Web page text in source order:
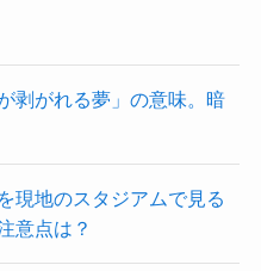
剥がれる夢」の意味。暗
現地のスタジアムで見る
意点は？